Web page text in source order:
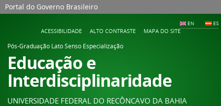
Portal do Governo Brasileiro
EN ES
ACESSIBILIDADE ALTO CONTRASTE MAPA DO SITE
Pós-Graduação Lato Senso Especialização
Educação e
Interdisciplinaridade
UNIVERSIDADE FEDERAL DO RECÔNCAVO DA BAHIA